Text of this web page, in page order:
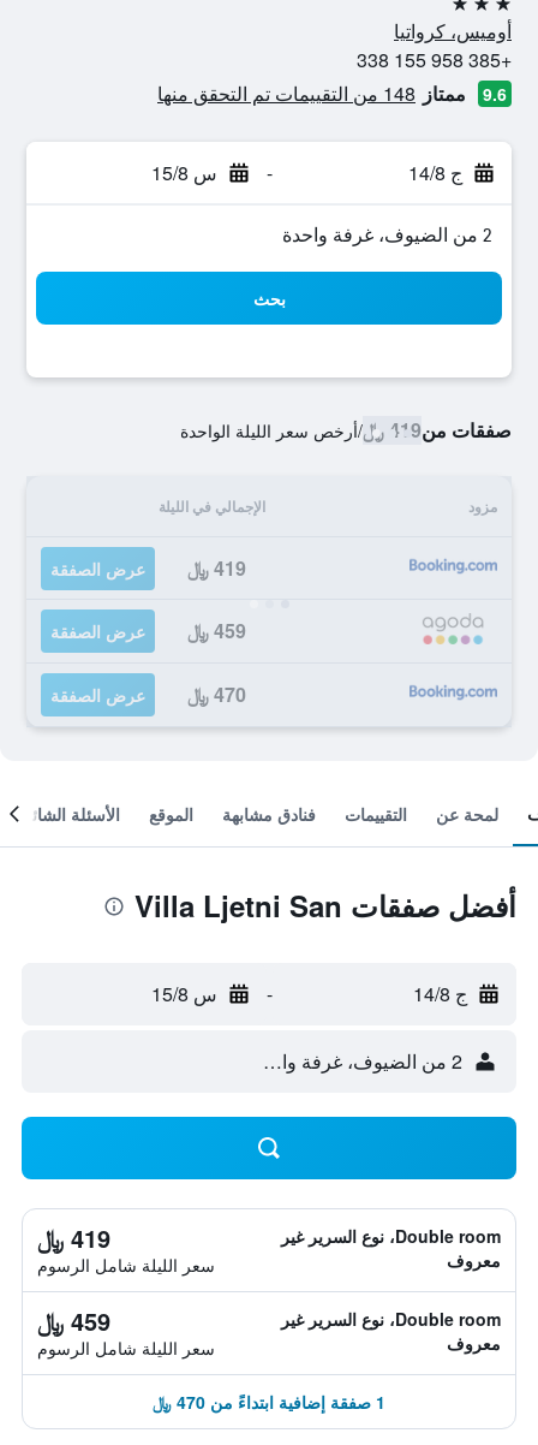
3 نجوم
أوميس، كرواتيا
+385 958 155 338
9.6 ممتاز 148 من التقييمات تم التحقق منها
ج 14/8 - س 15/8
2 من الضيوف، غرفة واحدة
بحث
صفقات من419 ﷼ /أرخص سعر الليلة الواحدة
مزود الإجمالي في الليلة
419 ﷼ عرض الصفقة
459 ﷼ عرض الصفقة
470 ﷼ عرض الصفقة
لمحة عن التقييمات فنادق مشابهة الموقع الأسئلة الشائعة
أفضل صفقات Villa Ljetni San
ج 14/8 - س 15/8
2 من الضيوف، غرفة واحدة
Double room، نوع السرير غير
معروف
419 ﷼
سعر الليلة شامل الرسوم
Double room، نوع السرير غير
معروف
459 ﷼
سعر الليلة شامل الرسوم
1 صفقة إضافية ابتداءً من 470 ﷼